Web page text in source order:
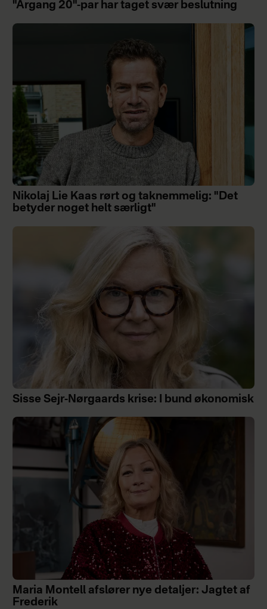
"Årgang 20"-par har taget svær beslutning
Nikolaj Lie Kaas rørt og taknemmelig: "Det
betyder noget helt særligt"
Sisse Sejr-Nørgaards krise: I bund økonomisk
Maria Montell afslører nye detaljer: Jagtet af
Frederik